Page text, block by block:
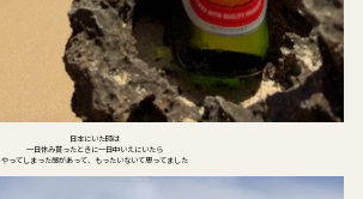
日本にいた時は
一日休み貰ったときに一日中いえにいたら
やってしまった感があって、もったいないて思ってました